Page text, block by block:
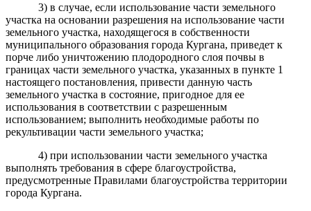
3) в случае, если использование части земельного
участка на основании разрешения на использование части
земельного участка, находящегося в собственности
муниципального образования города Кургана, приведет к
порче либо уничтожению плодородного слоя почвы в
границах части земельного участка, указанных в пункте 1
настоящего постановления, привести данную часть
земельного участка в состояние, пригодное для ее
использования в соответствии с разрешенным
использованием; выполнить необходимые работы по
рекультивации части земельного участка;
4) при использовании части земельного участка
выполнять требования в сфере благоустройства,
предусмотренные Правилами благоустройства территории
города Кургана.